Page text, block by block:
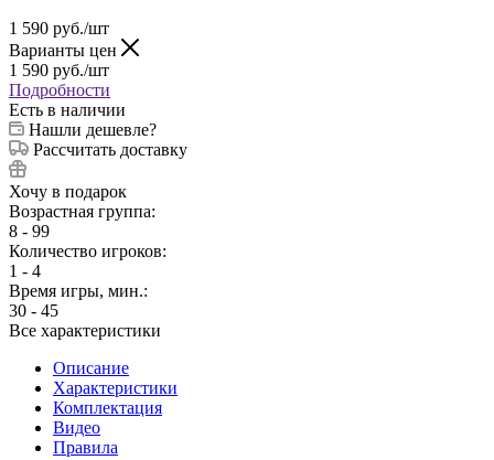
1 590 руб./шт
Варианты цен
1 590 руб./шт
Подробности
Есть в наличии
Нашли дешевле?
Рассчитать доставку
Хочу в подарок
Возрастная группа:
8 - 99
Количество игроков:
1 - 4
Время игры, мин.:
30 - 45
Все характеристики
Описание
Характеристики
Комплектация
Видео
Правила